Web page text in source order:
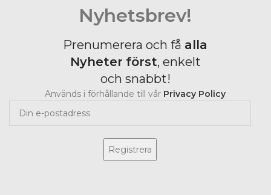
Nyhetsbrev!
Prenumerera och få alla
Nyheter först, enkelt
och snabbt!
Används i förhållande till vår Privacy Policy